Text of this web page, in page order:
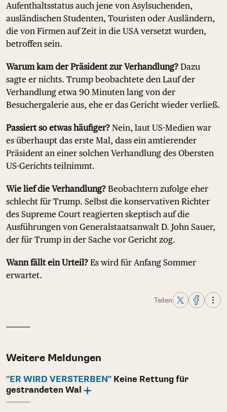
Aufenthaltsstatus auch jene von Asylsuchenden,
ausländischen Studenten, Touristen oder Ausländern,
die von Firmen auf Zeit in die USA versetzt wurden,
betroffen sein.
Warum kam der Präsident zur Verhandlung? Dazu
sagte er nichts. Trump beobachtete den Lauf der
Verhandlung etwa 90 Minuten lang von der
Besuchergalerie aus, ehe er das Gericht wieder verließ.
Passiert so etwas häufiger? Nein, laut US-Medien war
es überhaupt das erste Mal, dass ein amtierender
Präsident an einer solchen Verhandlung des Obersten
US-Gerichts teilnimmt.
Wie lief die Verhandlung? Beobachtern zufolge eher
schlecht für Trump. Selbst die konservativen Richter
des Supreme Court reagierten skeptisch auf die
Ausführungen von Generalstaatsanwalt D. John Sauer,
der für Trump in der Sache vor Gericht zog.
Wann fällt ein Urteil? Es wird für Anfang Sommer
erwartet.
Teilen
Weitere Meldungen
"ER WIRD VERSTERBEN" Keine Rettung für
gestrandeten Wal